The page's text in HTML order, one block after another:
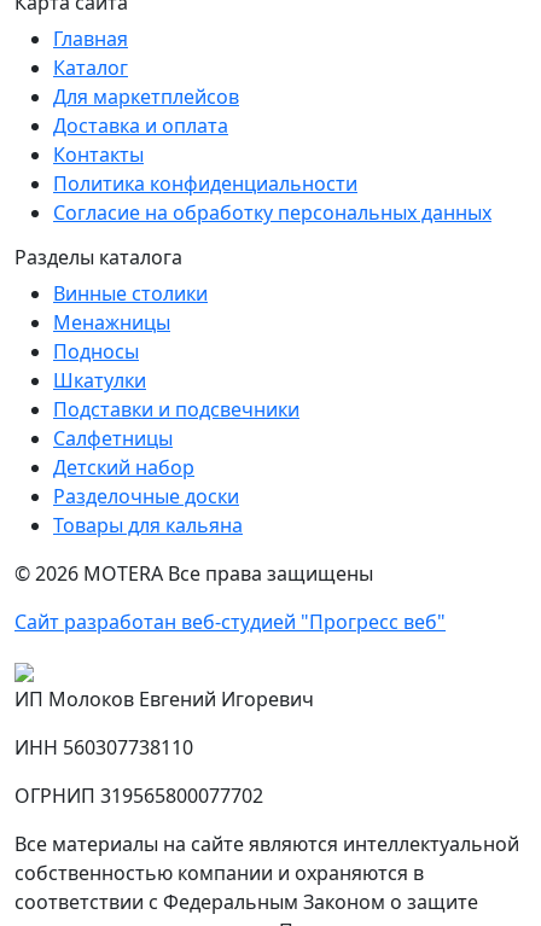
Главная
Каталог
Для маркетплейсов
Доставка и оплата
Контакты
Политика конфиденциальности
Согласие на обработку персональных данных
Разделы каталога
Винные столики
Менажницы
Подносы
Шкатулки
Подставки и подсвечники
Салфетницы
Детский набор
Разделочные доски
Товары для кальяна
©2026 MOTERA Все права защищены
Сайт разработан веб-студией "Прогресс веб"
ИП Молоков Евгений Игоревич
ИНН 560307738110
ОГРНИП 319565800077702
Все материалы на сайте являются интеллектуальной
собственностью компании и охраняются в
соответствии с Федеральным Законом о защите